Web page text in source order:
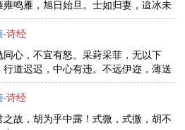
鸣雁，旭日始旦。士如归妻，迨冰未
涉卬否，卬须我友。
·诗经
心，不宜有怒。采葑采菲，无以下
道迟迟，中心有违。不远伊迩，薄送
宴尔新婚，如兄如弟。泾以渭浊，湜
。 ......
·诗经
故，胡为乎中露！式微，式微，胡不